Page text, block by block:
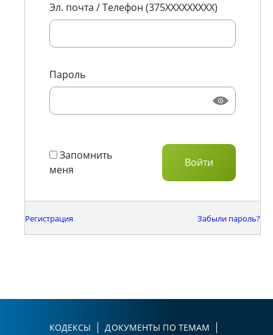
Эл. почта / Телефон (375XXXXXXXXX)
Пароль
Запомнить
меня
Регистрация Забыли пароль?
КОДЕКСЫ
ДОКУМЕНТЫ ПО ТЕМАМ